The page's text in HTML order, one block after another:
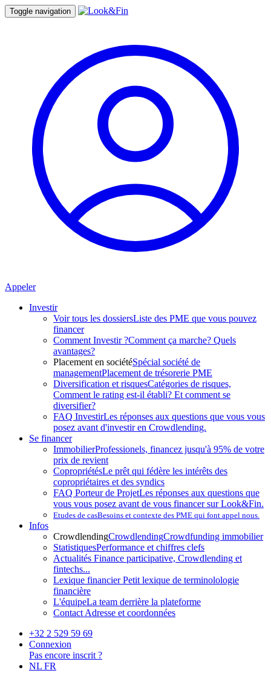
Toggle navigation
Appeler
Investir
Voir tous les dossiersListe des PME que vous pouvez
financer
Comment Investir ?Comment ça marche? Quels
avantages?
Placement en sociétéSpécial société de
managementPlacement de trésorerie PME
Diversification et risquesCatégories de risques,
Comment le rating est-il établi? Et comment se
diversifier?
FAQ InvestirLes réponses aux questions que vous vous
posez avant d'investir en Crowdlending.
Se financer
ImmobilierProfessionels, financez jusqu'à 95% de votre
prix de revient
CopropriétésLe prêt qui fédère les intérêts des
copropriétaires et des syndics
FAQ Porteur de ProjetLes réponses aux questions que
vous vous posez avant de vous financer sur Look&Fin.
Etudes de casBesoins et contexte des PME qui font appel nous.
Infos
CrowdlendingCrowdlendingCrowdfunding immobilier
StatistiquesPerformance et chiffres clefs
Actualités Finance participative, Crowdlending et
fintechs...
Lexique financierPetit lexique de terminolologie
financière
L'équipeLa team derrière la plateforme
Contact Adresse et coordonnées
+32 2 529 59 69
Connexion
Pas encore inscrit ?
NL FR